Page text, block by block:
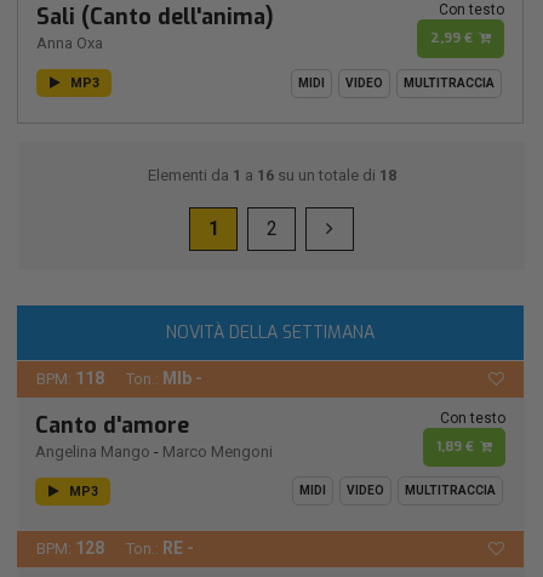
Sali (Canto dell'anima)
Anna Oxa
Con testo
2,99 €
MP3 MIDI VIDEO MULTITRACCIA
Elementi da 1 a 16su un totale di 18
1 2
NOVITÀ DELLA SETTIMANA
BPM: 118 Ton.: MIb -
Canto d'amore
Angelina Mango - Marco Mengoni
Con testo
1,89 €
MP3 MIDI VIDEO MULTITRACCIA
BPM: 128 Ton.: RE -